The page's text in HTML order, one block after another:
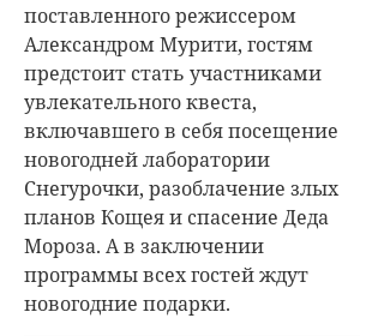
поставленного режиссером
Александром Мурити, гостям
предстоит стать участниками
увлекательного квеста,
включавшего в себя посещение
новогодней лаборатории
Снегурочки, разоблачение злых
планов Кощея и спасение Деда
Мороза. А в заключении
программы всех гостей ждут
новогодние подарки.